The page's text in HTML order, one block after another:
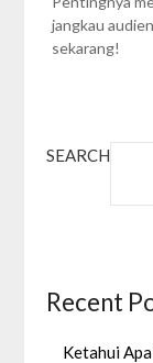
jangkau
sekarang!
SEARCH
Recent
Ketahui